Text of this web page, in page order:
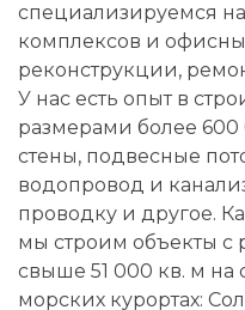
специализируемся
комплексов и
реконструкции,
У нас есть опыт в
размерами более 600
стены, подвесные
водопровод и
проводку и другое.
мы строим объекты с
свыше 51 000 кв. м на
морских курортах: